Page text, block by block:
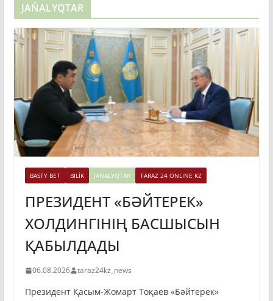
JAŃALYQTAR
BASTY BET BILİK JAŃALYQTAR TARAZ 24 ONLINE KZ
ПРЕЗИДЕНТ «БӘЙТЕРЕК»
ХОЛДИНГІНІҢ БАСШЫСЫН
ҚАБЫЛДАДЫ
06.08.2026 taraz24kz_news
Президент Қасым-Жомарт Тоқаев «Бәйтерек»